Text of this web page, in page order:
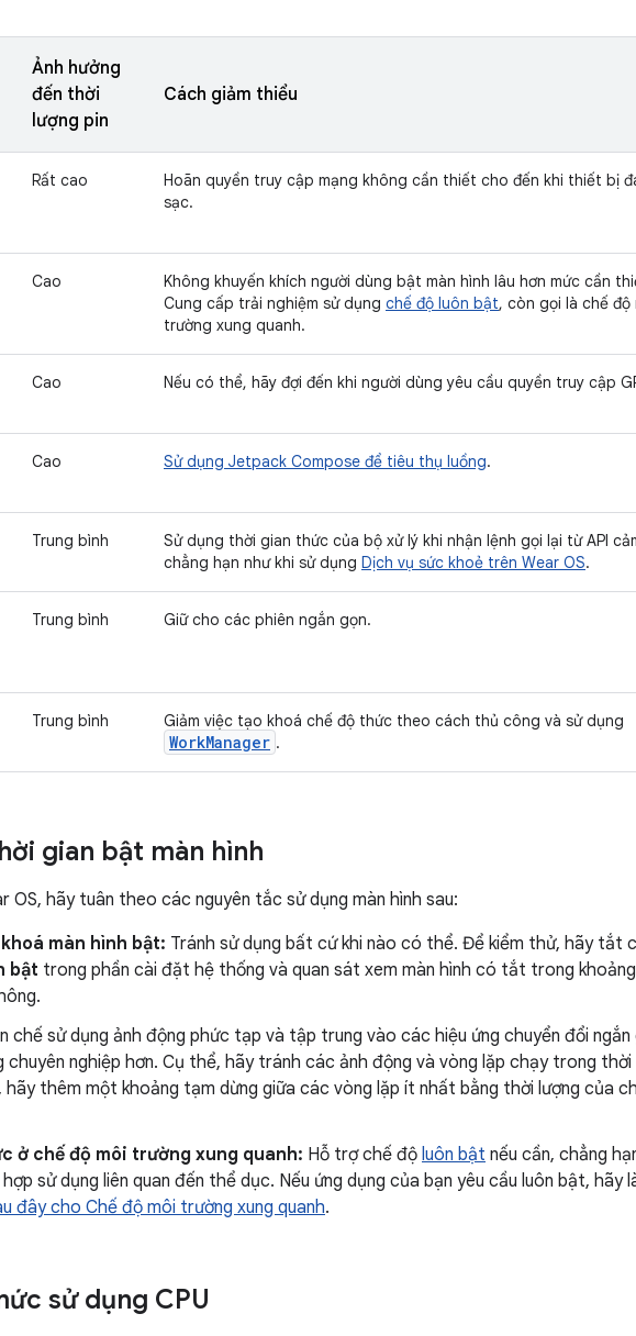
Ảnh hưởng
đến thời
lượng pin
Cách giảm thiểu
Rất cao
Hoãn quyền truy cập mạng không cần thiết cho đến khi thiết bị
sạc.
Cao
Không khuyến khích người dùng bật màn hình lâu hơn mức cần
Cung cấp trải nghiệm sử dụng chế độ luôn bật, còn gọi là chế độ
trường xung quanh.
Cao Nếu có thể, hãy đợi đến khi người dùng yêu cầu quyền truy cập
Cao Sử dụng Jetpack Compose để tiêu thụ luồng.
Trung bình
Sử dụng thời gian thức của bộ xử lý khi nhận lệnh gọi lại từ API
chẳng hạn như khi sử dụng Dịch vụ sức khoẻ trên Wear OS.
Trung bình Giữ cho các phiên ngắn gọn.
Trung bình Giảm việc tạo khoá chế độ thức theo cách thủ công và sử dụng
WorkManager .
gian bật màn hình
OS, hãy tuân theo các nguyên tắc sử dụng màn hình sau:
màn hình bật: Tránh sử dụng bất cứ khi nào có thể. Để kiểm thử, hãy tắt
bật trong phần cài đặt hệ thống và quan sát xem màn hình có tắt trong
chế sử dụng ảnh động phức tạp và tập trung vào các hiệu ứng chuyển đổi ngắn
chuyên nghiệp hơn. Cụ thể, hãy tránh các ảnh động và vòng lặp chạy trong thời
hãy thêm một khoảng tạm dừng giữa các vòng lặp ít nhất bằng thời lượng của
ở chế độ môi trường xung quanh: Hỗ trợ chế độ luôn bật nếu cần, chẳng
sử dụng liên quan đến thể dục. Nếu ứng dụng của bạn yêu cầu luôn bật, hãy
đây cho Chế độ môi trường xung quanh.
sử dụng CPU